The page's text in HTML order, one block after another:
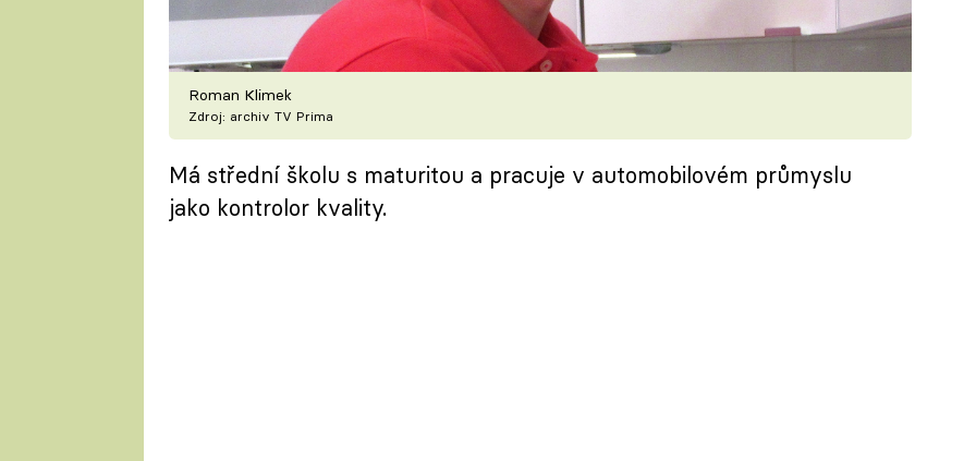
Roman Klimek
Zdroj: archiv TV Prima
Má střední školu s maturitou a pracuje v automobilovém průmyslu
jako kontrolor kvality.